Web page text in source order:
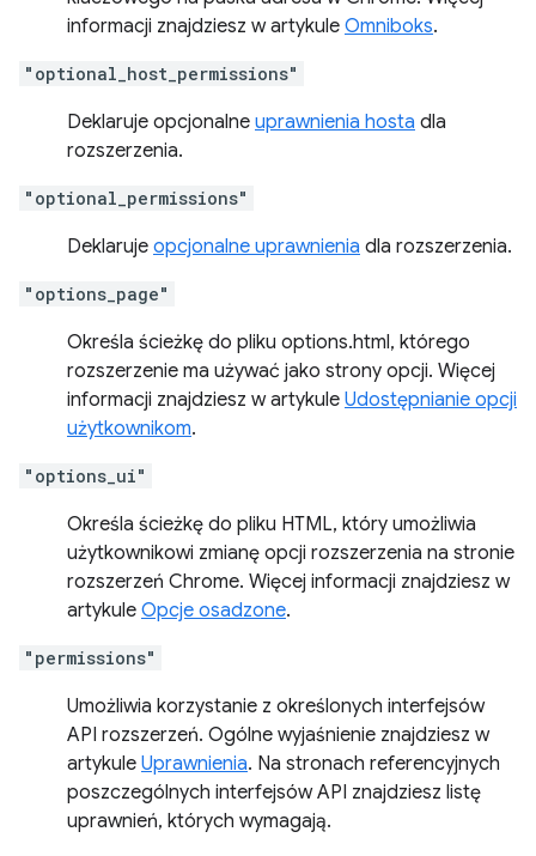
informacji znajdziesz w artykule Omniboks.
"optional_host_permissions"
Deklaruje opcjonalne uprawnienia hosta dla
rozszerzenia.
"optional_permissions"
Deklaruje opcjonalne uprawnienia dla rozszerzenia.
"options_page"
Określa ścieżkę do pliku options.html, którego
rozszerzenie ma używać jako strony opcji. Więcej
informacji znajdziesz w artykule Udostępnianie opcji
użytkownikom.
"options_ui"
Określa ścieżkę do pliku HTML, który umożliwia
użytkownikowi zmianę opcji rozszerzenia na stronie
rozszerzeń Chrome. Więcej informacji znajdziesz w
artykule Opcje osadzone.
"permissions"
Umożliwia korzystanie z określonych interfejsów
API rozszerzeń. Ogólne wyjaśnienie znajdziesz w
artykule Uprawnienia. Na stronach referencyjnych
poszczególnych interfejsów API znajdziesz listę
uprawnień, których wymagają.